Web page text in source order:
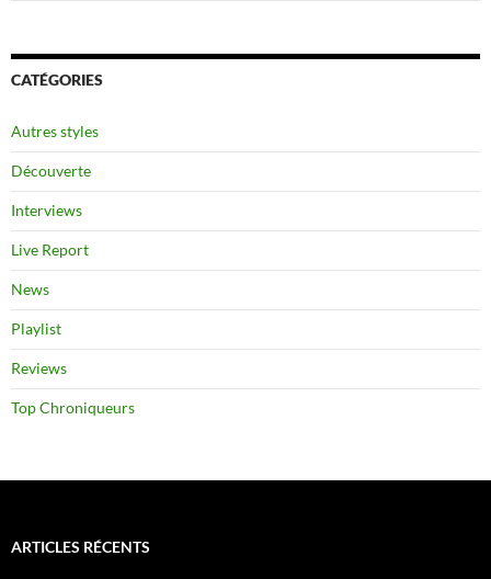
CATÉGORIES
Autres styles
Découverte
Interviews
Live Report
News
Playlist
Reviews
Top Chroniqueurs
ARTICLES RÉCENTS